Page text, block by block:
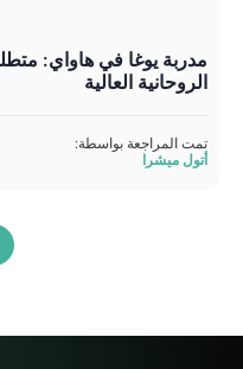
مدربة يوغا في هاواي:
الروحانية العالية
تمت المراجعة بواسطة:
أتول ميشرا